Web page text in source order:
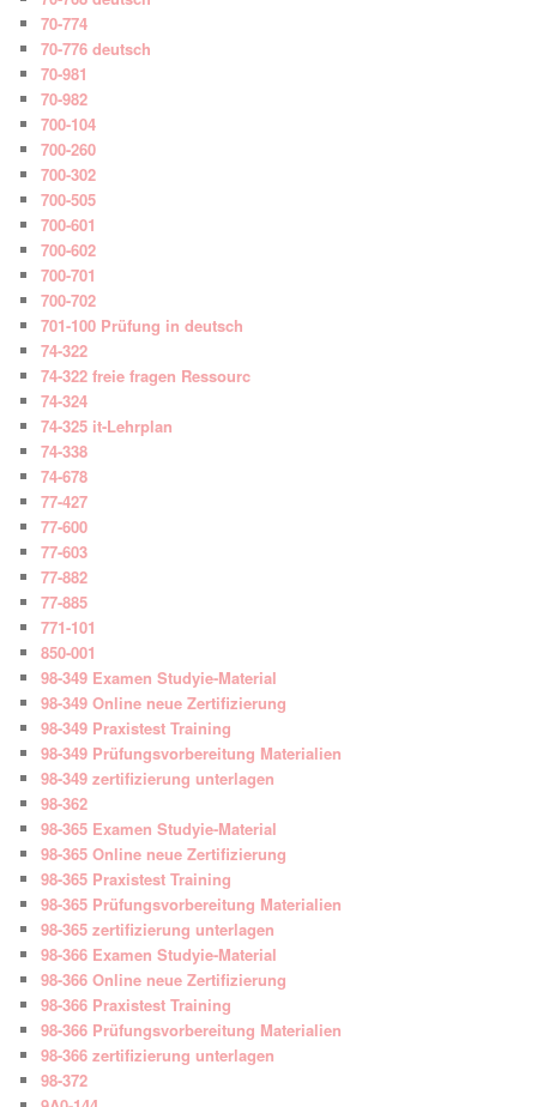
70-774
70-776 deutsch
70-981
70-982
700-104
700-260
700-302
700-505
700-601
700-602
700-701
700-702
701-100 Prüfung in deutsch
74-322
74-322 freie fragen Ressourc
74-324
74-325 it-Lehrplan
74-338
74-678
77-427
77-600
77-603
77-882
77-885
771-101
850-001
98-349 Examen Studyie-Material
98-349 Online neue Zertifizierung
98-349 Praxistest Training
98-349 Prüfungsvorbereitung Materialien
98-349 zertifizierung unterlagen
98-362
98-365 Examen Studyie-Material
98-365 Online neue Zertifizierung
98-365 Praxistest Training
98-365 Prüfungsvorbereitung Materialien
98-365 zertifizierung unterlagen
98-366 Examen Studyie-Material
98-366 Online neue Zertifizierung
98-366 Praxistest Training
98-366 Prüfungsvorbereitung Materialien
98-366 zertifizierung unterlagen
98-372